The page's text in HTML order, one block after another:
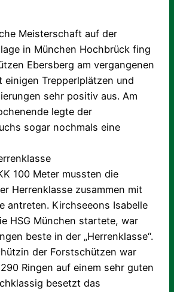
Meisterschaft auf der
in München Hochbrück fing
Ebersberg am vergangenen
einigen Trepperlplätzen und
sehr positiv aus. Am
legte der
sogar nochmals eine
100 Meter mussten die
Herrenklasse zusammen mit
antreten. Kirchseeons Isabelle
HSG München startete, war
beste in der „Herrenklasse“.
der Forstschützen war
Ringen auf einem sehr guten
besetzt das